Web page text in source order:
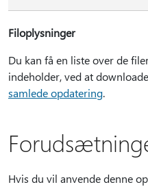
Filoplysninger
Du kan få en liste over de
indeholder, ved at downloade
samlede opdatering.
Hvis du vil anvende denne